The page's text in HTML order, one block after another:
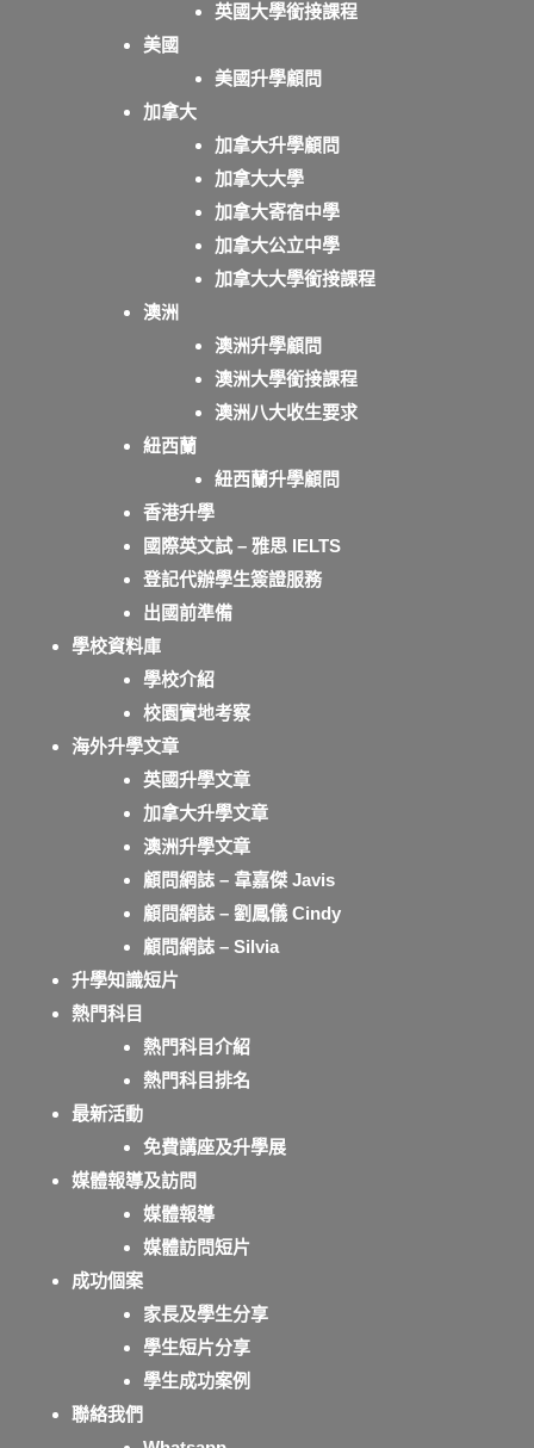
英國大學銜接課程
美國
美國升學顧問
加拿大
加拿大升學顧問
加拿大大學
加拿大寄宿中學
加拿大公立中學
加拿大大學銜接課程
澳洲
澳洲升學顧問
澳洲大學銜接課程
澳洲八大收生要求
紐西蘭
紐西蘭升學顧問
香港升學
國際英文試 – 雅思 IELTS
登記代辦學生簽證服務
出國前準備
學校資料庫
學校介紹
校園實地考察
海外升學文章
英國升學文章
加拿大升學文章
澳洲升學文章
顧問網誌 – 韋嘉傑 Javis
顧問網誌 – 劉鳳儀 Cindy
顧問網誌 – Silvia
升學知識短片
熱門科目
熱門科目介紹
熱門科目排名
最新活動
免費講座及升學展
媒體報導及訪問
媒體報導
媒體訪問短片
成功個案
家長及學生分享
學生短片分享
學生成功案例
聯絡我們